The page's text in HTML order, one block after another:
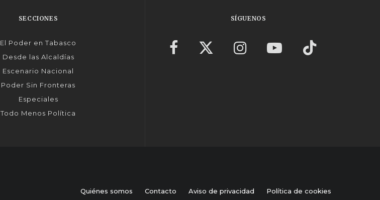
SECCIONES
El Poder en Tabasco
Desde las Alcaldías
Escenario Nacional
Poder Sin Fronteras
Especiales
Todo Menos Política
SÍGUENOS
Quiénes somos Contacto Aviso de privacidad Política de cookies